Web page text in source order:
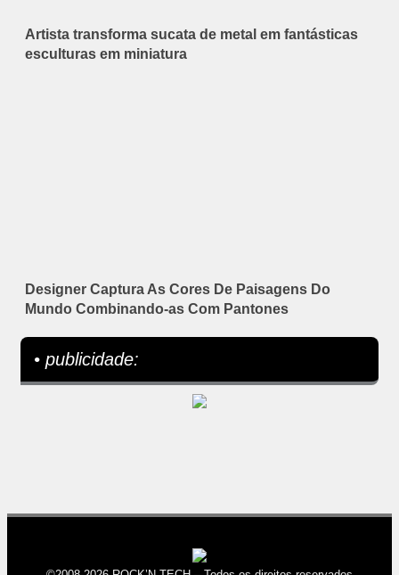
Artista transforma sucata de metal em fantásticas
esculturas em miniatura
Designer Captura As Cores De Paisagens Do
Mundo Combinando-as Com Pantones
• publicidade: